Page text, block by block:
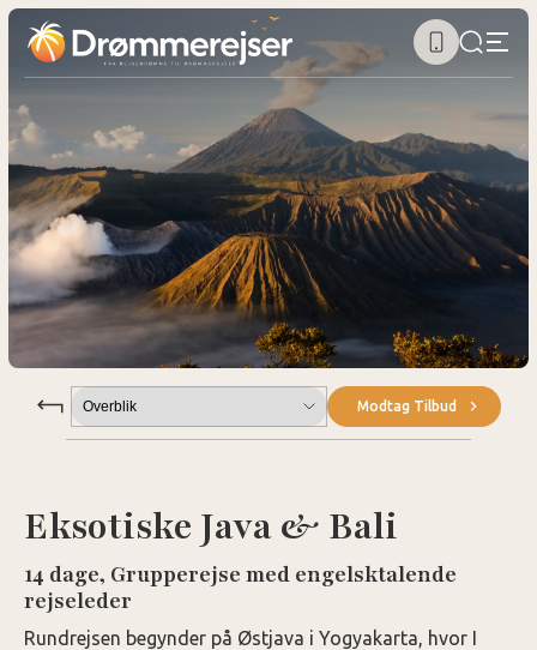
Submenu Modtag Tilbud
Eksotiske Java & Bali
14 dage, Grupperejse med engelsktalende
rejseleder
Rundrejsen begynder på Østjava i Yogyakarta, hvor I